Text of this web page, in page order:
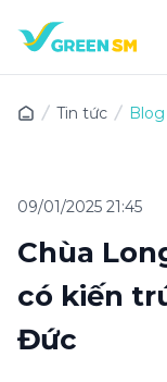
Tin tức Blog
09/01/2025 21:45
Chùa
có kiến
Đức